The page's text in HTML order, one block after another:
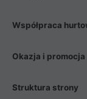
Współpraca
Okazja i promocja
Struktura strony